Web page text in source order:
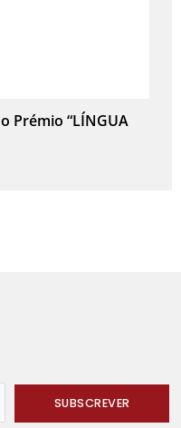
Prémio “LÍNGUA